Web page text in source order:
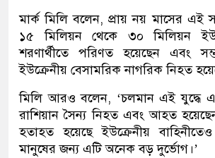
মার্ক মিলি বলেন, প্রায় নয় মাসের এই
১৫ মিলিয়ন থেকে ৩০ মিলিয়ন
শরণার্থীতে পরিণত হয়েছেন এবং
ইউক্রেনীয় বেসামরিক নাগরিক নিহত
মিলি আরও বলেন, ‘চলমান এই যুদ্ধে
রাশিয়ান সৈন্য নিহত এবং আহত
হতাহত হয়েছে ইউক্রেনীয়
মানুষের জন্য এটি অনেক বড় দুর্ভোগ।’